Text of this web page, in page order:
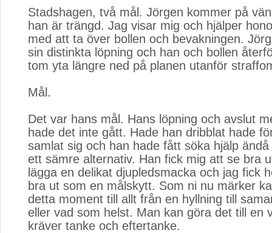
Stadshagen, två mål. Jörgen kommer på
han är trängd. Jag visar mig och hjälper
med att ta över bollen och bevakningen.
sin distinkta löpning och han och bollen
tom yta längre ned på planen utanför
Mål.
Det var hans mål. Hans löpning och avslut
hade det inte gått. Hade han dribblat hade
samlat sig och han hade fått söka hjälp
ett sämre alternativ. Han fick mig att se bra
lägga en delikat djupledsmacka och jag fick
bra ut som en målskytt. Som ni nu märker
detta moment till allt från en hyllning till
eller vad som helst. Man kan göra det till en
kräver tanke och eftertanke.